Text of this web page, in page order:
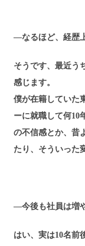
―なるほど、経歴
そうです、最近う
感じます。
僕が在籍していた
ーに就職して何10
の不信感とか、昔
たり、そういった
―今後も社員は増
はい、実は10名前